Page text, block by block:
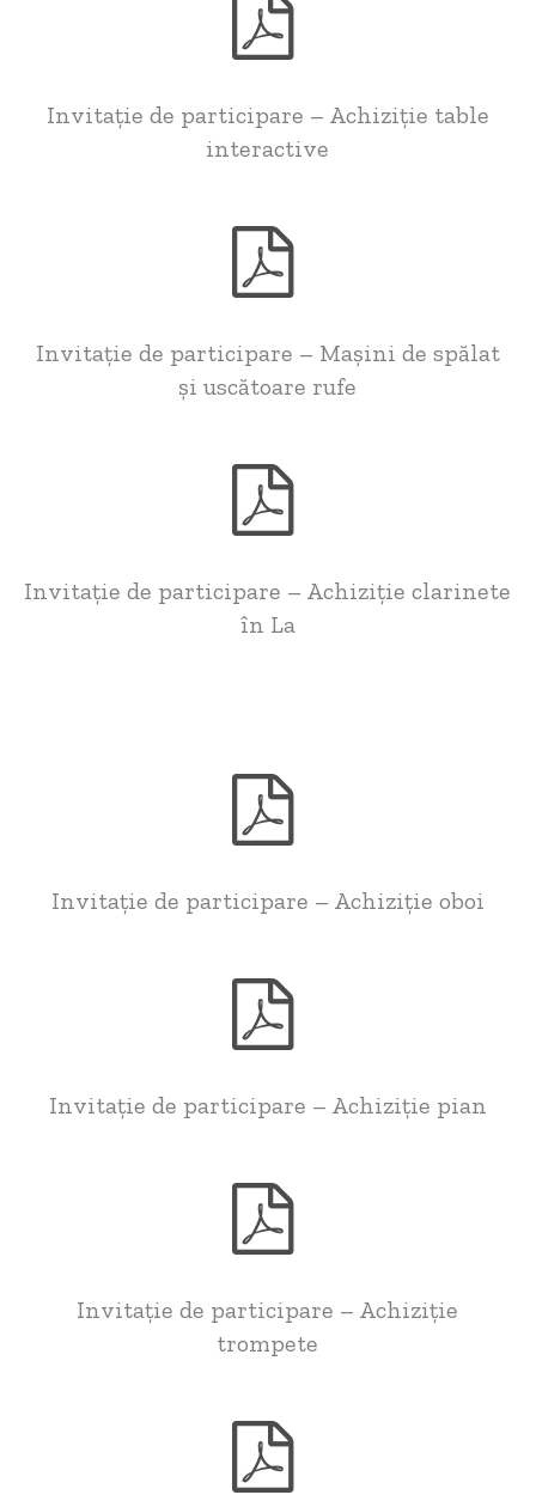
Invitație de participare – Achiziție table
interactive
Invitație de participare – Mașini de spălat
și uscătoare rufe
Invitație de participare – Achiziție clarinete
în La
Invitație de participare – Achiziție oboi
Invitație de participare – Achiziție pian
Invitație de participare – Achiziție
trompete